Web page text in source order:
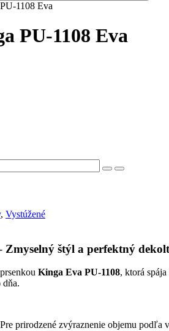
1108 Eva
PU-1108 Eva
, Vystúžené
Zmyselný štýl a perfektný dekolt
Kinga Eva PU-1108, ktorá
dňa.
Pre prirodzené zvýraznenie objemu podľa